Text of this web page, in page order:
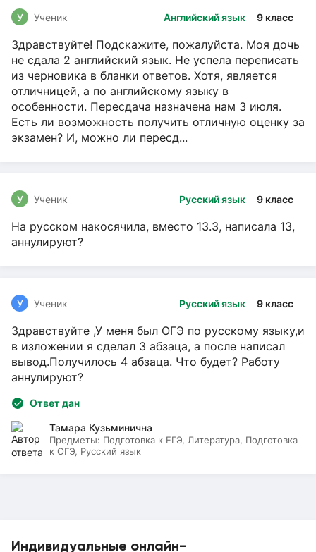
Индивидуальные онлайн-
Английский язык 9 класс
У Ученик
Здравствуйте! Подскажите, пожалуйста. Моя дочь
не сдала 2 английский язык. Не успела переписать
из черновика в бланки ответов. Хотя, является
отличницей, а по английскому языку в
особенности. Пересдача назначена нам 3 июля.
Есть ли возможность получить отличную оценку за
экзамен? И, можно ли пересд...
Русский язык 9 класс
У Ученик
На русском накосячила, вместо 13.3, написала 13,
аннулируют?
Русский язык 9 класс
У Ученик
Здравствуйте ,У меня был ОГЭ по русскому языку,и
в изложении я сделал 3 абзаца, а после написал
вывод.Получилось 4 абзаца. Что будет? Работу
аннулируют?
Ответ дан
Тамара Кузьминична
Предметы: Подготовка к ЕГЭ, Литература, Подготовка
к ОГЭ, Русский язык